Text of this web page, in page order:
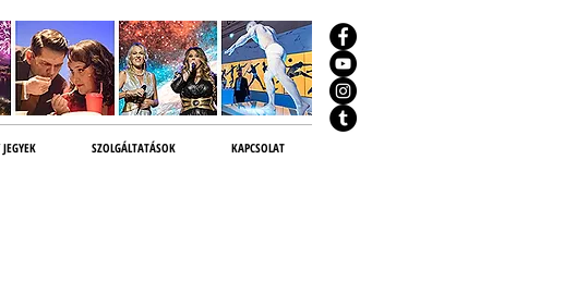
SZOLGÁLTATÁSOK KAPCSOLAT